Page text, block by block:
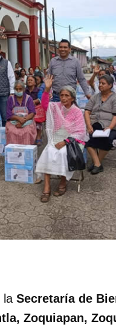
la Secretaría de
Zoquiapan,